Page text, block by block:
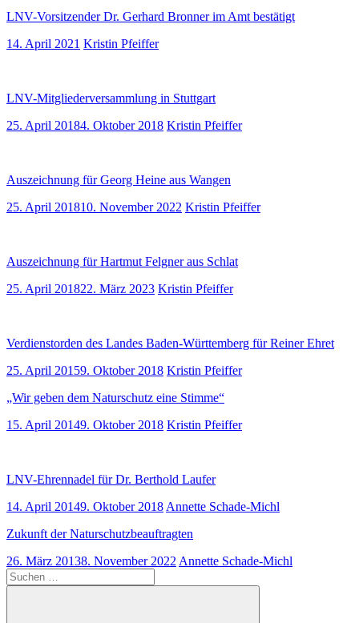
LNV-Vorsitzender Dr. Gerhard Bronner im Amt bestätigt
14. April 2021 Kristin Pfeiffer
LNV-Mitgliederversammlung in Stuttgart
25. April 20184. Oktober 2018 Kristin Pfeiffer
Auszeichnung für Georg Heine aus Wangen
25. April 201810. November 2022 Kristin Pfeiffer
Auszeichnung für Hartmut Felgner aus Schlat
25. April 201822. März 2023 Kristin Pfeiffer
Verdienstorden des Landes Baden-Württemberg für Reiner Ehret
25. April 20159. Oktober 2018 Kristin Pfeiffer
„Wir geben dem Naturschutz eine Stimme“
15. April 20149. Oktober 2018 Kristin Pfeiffer
LNV-Ehrennadel für Dr. Berthold Laufer
14. April 20149. Oktober 2018 Annette Schade-Michl
Zukunft der Naturschutzbeauftragten
26. März 20138. November 2022 Annette Schade-Michl
Suchen
nach: